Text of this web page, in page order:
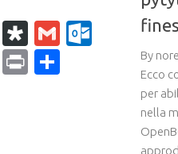
WhatsApp
Diaspora
Gmail
CopyPrintCondividi
nella